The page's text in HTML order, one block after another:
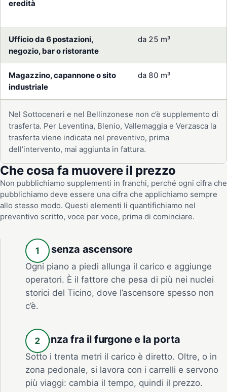
eredità
Ufficio da 6 postazioni,
negozio, bar o ristorante
da 25 m³
Magazzino, capannone o sito
industriale
da 80 m³
Nel Sottoceneri e nel Bellinzonese non c’è supplemento di
trasferta. Per Leventina, Blenio, Vallemaggia e Verzasca la
trasferta viene indicata nel preventivo, prima
dell’intervento, mai aggiunta in fattura.
Che cosa fa muovere il prezzo
Non pubblichiamo supplementi in franchi, perché ogni cifra che
pubblichiamo deve essere una cifra che applichiamo sempre
allo stesso modo. Questi elementi li quantifichiamo nel
preventivo scritto, voce per voce, prima di cominciare.
Piani senza ascensore
Ogni piano a piedi allunga il carico e aggiunge
operatori. È il fattore che pesa di più nei nuclei
storici del Ticino, dove l’ascensore spesso non
c’è.
Distanza fra il furgone e la porta
Sotto i trenta metri il carico è diretto. Oltre, o in
zona pedonale, si lavora con i carrelli e servono
più viaggi: cambia il tempo, quindi il prezzo.